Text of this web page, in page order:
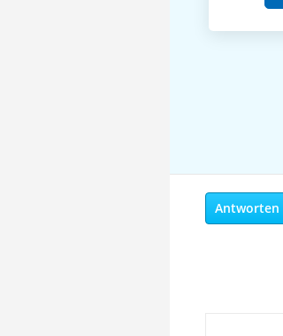
Antworten